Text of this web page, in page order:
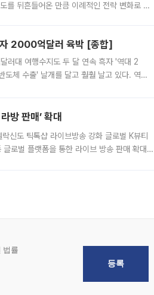
를 뒤흔들어온 만큼 이례적인 전략 변화로 평
2000억달러 육박 [종합]
대 여행수지도 두 달 연속 흑자 '역대 2
체 수출' 날개를 달고 훨훨 날고 있다. 역대
방 판매’ 확대
신도 틱톡샵 라이브방송 강화 글로벌 K뷰티
로벌 플랫폼을 통한 라이브 방송 판매 확대에